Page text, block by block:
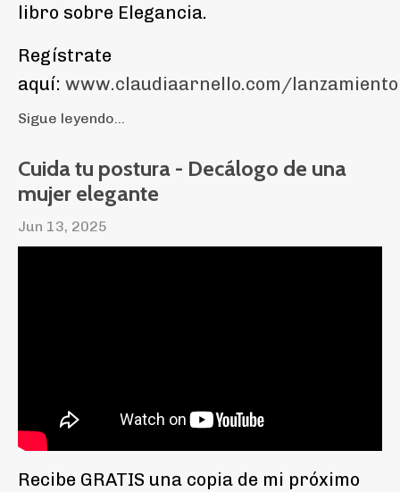
libro sobre Elegancia.
Regístrate
aquí: www.claudiaarnello.com/lanzamiento
Sigue leyendo...
Cuida tu postura - Decálogo de una
mujer elegante
Jun 13, 2025
Recibe GRATIS una copia de mi próximo